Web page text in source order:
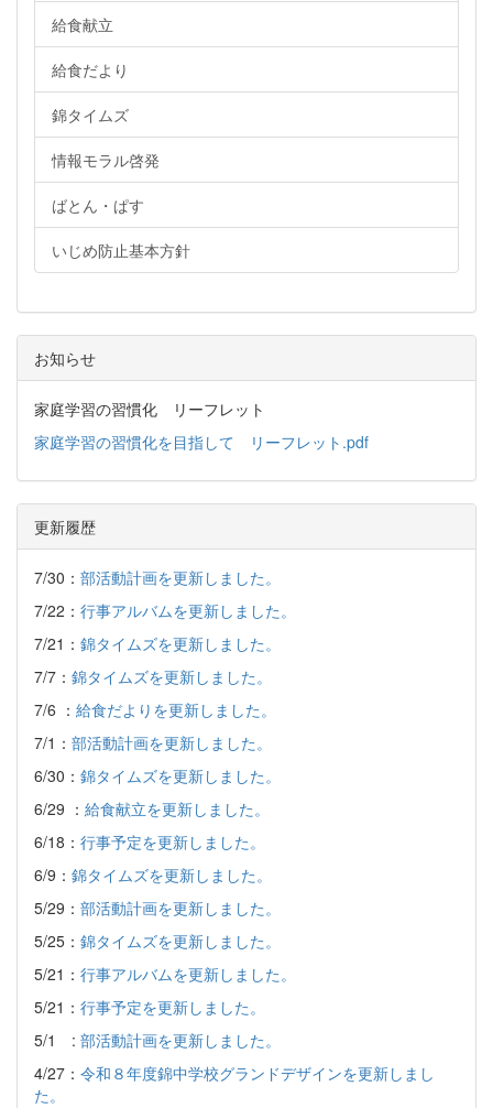
給食献立
給食だより
錦タイムズ
情報モラル啓発
ばとん・ぱす
いじめ防止基本方針
お知らせ
家庭学習の習慣化 リーフレット
家庭学習の習慣化を目指して リーフレット.pdf
更新履歴
7/30： 部活動計画を更新しました。
7/22： 行事アルバムを更新しました。
7/21： 錦タイムズを更新しました。
7/7： 錦タイムズを更新しました。
7/6 ： 給食だよりを更新しました。
7/1： 部活動計画を更新しました。
6/30： 錦タイムズを更新しました。
6/29 ： 給食献立を更新しました。
6/18： 行事予定を更新しました。
6/9： 錦タイムズを更新しました。
5/29： 部活動計画を更新しました。
5/25： 錦タイムズを更新しました。
5/21： 行事アルバムを更新しました。
5/21： 行事予定を更新しました。
5/1 : 部活動計画を更新しました。
4/27： 令和８年度錦中学校グランドデザインを更新しまし
た。